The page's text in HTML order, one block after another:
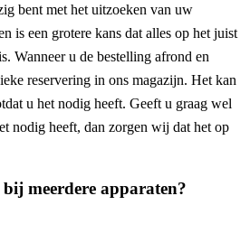
bent met het uitzoeken van uw
is een grotere kans dat alles op het juist
Wanneer u de bestelling afrond en
reservering in ons magazijn. Het kan
u het nodig heeft. Geeft u graag wel
nodig heeft, dan zorgen wij dat het op
meerdere apparaten?